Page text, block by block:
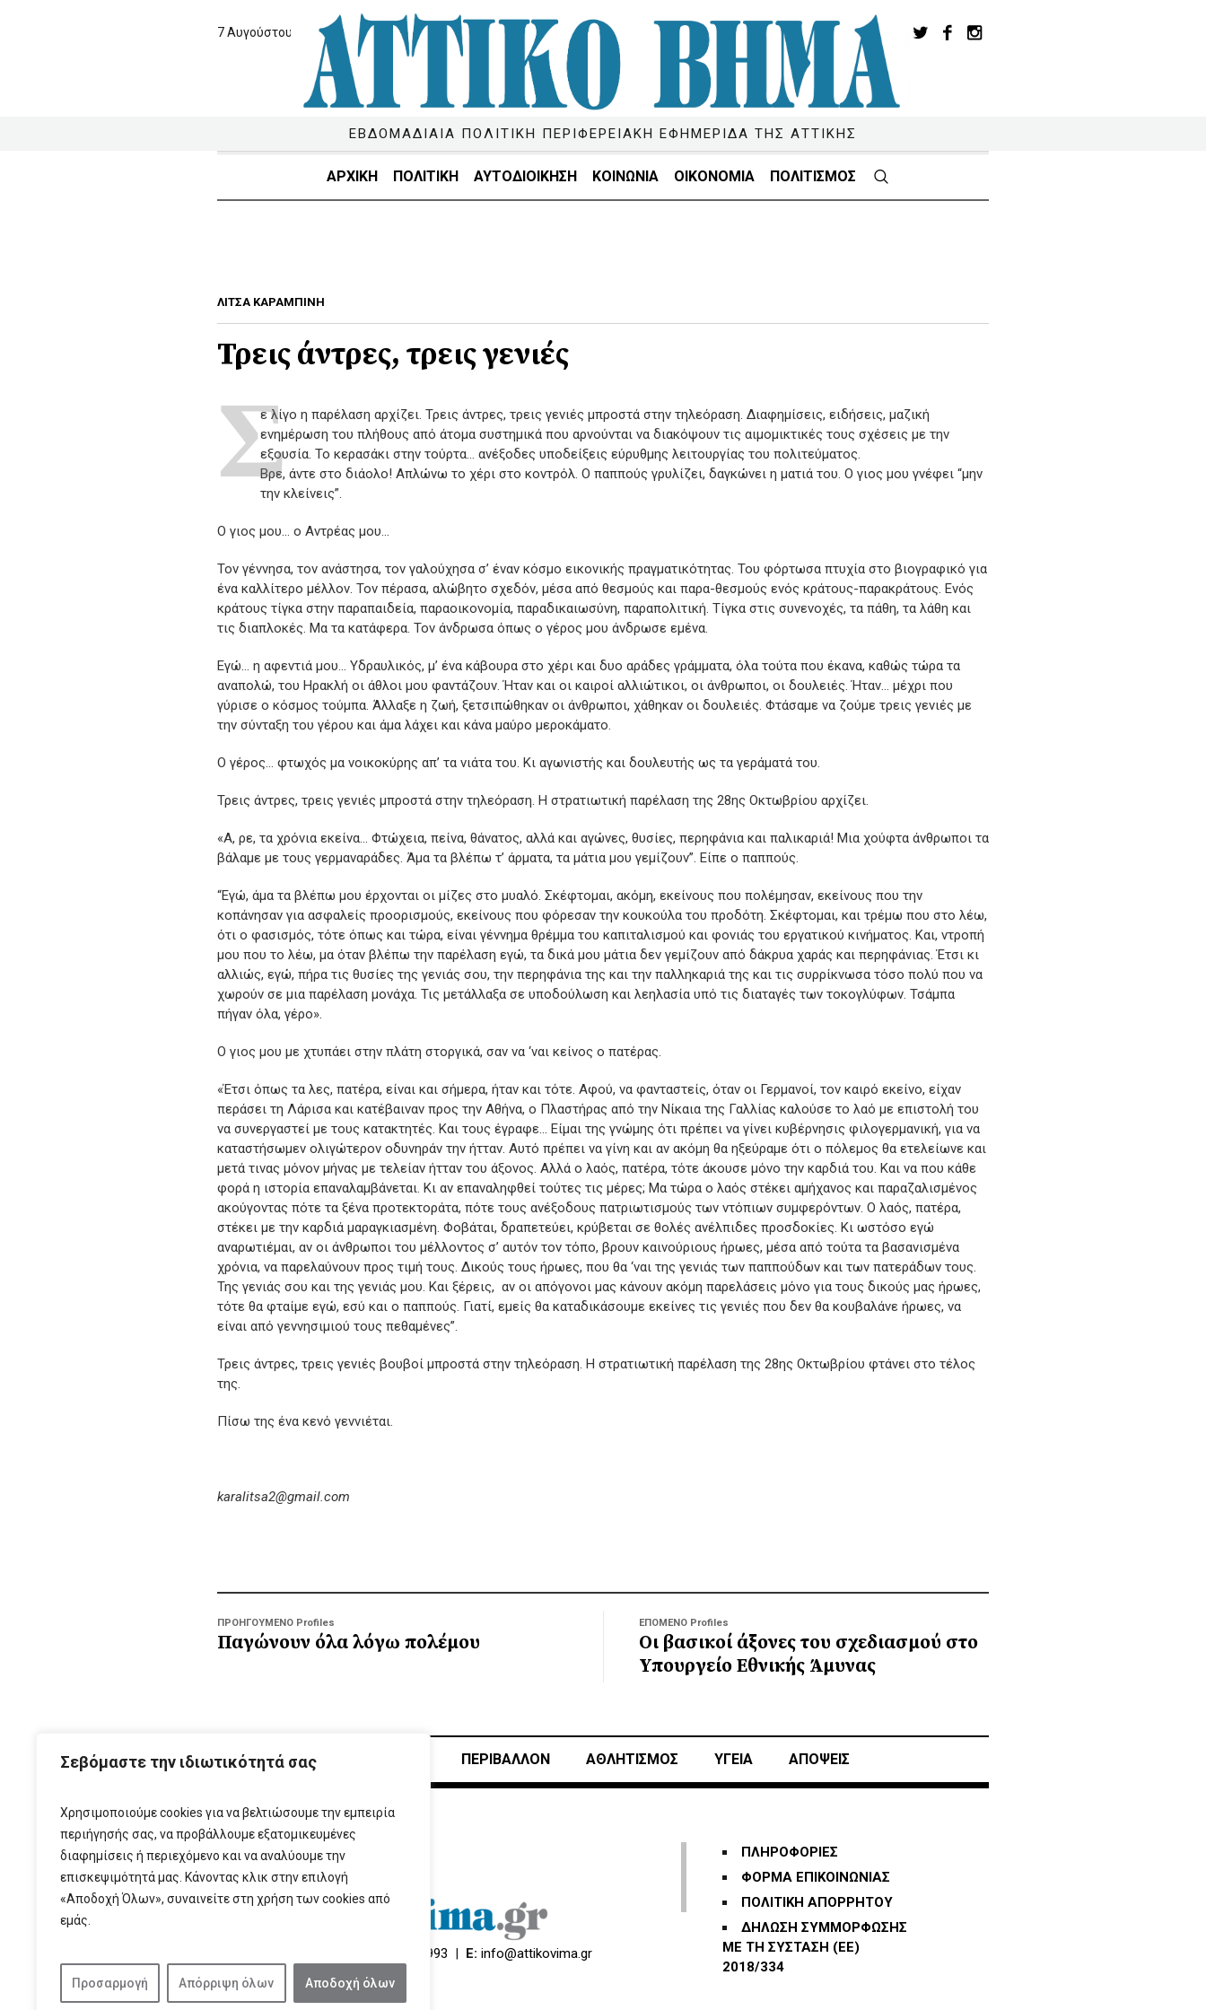
Σεβόμαστε την ιδιωτικότητά σας
Χρησιμοποιούμε cookies για να βελτιώσουμε την εμπειρία
περιήγησής σας, να προβάλλουμε εξατομικευμένες
διαφημίσεις ή περιεχόμενο και να αναλύουμε την
επισκεψιμότητά μας. Κάνοντας κλικ στην επιλογή
«Αποδοχή Όλων», συναινείτε στη χρήση των cookies από
εμάς.
Προσαρμογή Απόρριψη όλων Αποδοχή όλων
7 Αυγούστου 2026
ΕΒΔΟΜΑΔΙΑΙΑ ΠΟΛΙΤΙΚΗ ΠΕΡΙΦΕΡΕΙΑΚΗ ΕΦΗΜΕΡΙΔΑ ΤΗΣ ΑΤΤΙΚΗΣ
ΑΡΧΙΚΗ ΠΟΛΙΤΙΚΗ ΑΥΤΟΔΙΟΙΚΗΣΗ ΚΟΙΝΩΝΙΑ ΟΙΚΟΝΟΜΙΑ ΠΟΛΙΤΙΣΜΟΣ
ΛΙΤΣΑ ΚΑΡΑΜΠΙΝΗ
Τρεις άντρες, τρεις γενιές
Σε λίγο η παρέλαση αρχίζει. Τρεις άντρες, τρεις γενιές μπροστά στην τηλεόραση. Διαφημίσεις, ειδήσεις, μαζική
ενημέρωση του πλήθους από άτομα συστημικά που αρνούνται να διακόψουν τις αιμομικτικές τους σχέσεις με την
εξουσία. Το κερασάκι στην τούρτα… ανέξοδες υποδείξεις εύρυθμης λειτουργίας του πολιτεύματος.
Βρε, άντε στο διάολο! Απλώνω το χέρι στο κοντρόλ. Ο παππούς γρυλίζει, δαγκώνει η ματιά του. Ο γιος μου γνέφει “μην
την κλείνεις”.
Ο γιος μου… ο Αντρέας μου…
Τον γέννησα, τον ανάστησα, τον γαλούχησα σ’ έναν κόσμο εικονικής πραγματικότητας. Του φόρτωσα πτυχία στο βιογραφικό για
ένα καλλίτερο μέλλον. Τον πέρασα, αλώβητο σχεδόν, μέσα από θεσμούς και παρα-θεσμούς ενός κράτους-παρακράτους. Ενός
κράτους τίγκα στην παραπαιδεία, παραοικονομία, παραδικαιωσύνη, παραπολιτική. Τίγκα στις συνενοχές, τα πάθη, τα λάθη και
τις διαπλοκές. Μα τα κατάφερα. Τον άνδρωσα όπως ο γέρος μου άνδρωσε εμένα.
Εγώ… η αφεντιά μου… Υδραυλικός, μ’ ένα κάβουρα στο χέρι και δυο αράδες γράμματα, όλα τούτα που έκανα, καθώς τώρα τα
αναπολώ, του Ηρακλή οι άθλοι μου φαντάζουν. Ήταν και οι καιροί αλλιώτικοι, οι άνθρωποι, οι δουλειές. Ήταν… μέχρι που
γύρισε ο κόσμος τούμπα. Άλλαξε η ζωή, ξετσιπώθηκαν οι άνθρωποι, χάθηκαν οι δουλειές. Φτάσαμε να ζούμε τρεις γενιές με
την σύνταξη του γέρου και άμα λάχει και κάνα μαύρο μεροκάματο.
Ο γέρος… φτωχός μα νοικοκύρης απ’ τα νιάτα του. Κι αγωνιστής και δουλευτής ως τα γεράματά του.
Τρεις άντρες, τρεις γενιές μπροστά στην τηλεόραση. Η στρατιωτική παρέλαση της 28ης Οκτωβρίου αρχίζει.
«Α, ρε, τα χρόνια εκείνα… Φτώχεια, πείνα, θάνατος, αλλά και αγώνες, θυσίες, περηφάνια και παλικαριά! Μια χούφτα άνθρωποι τα
βάλαμε με τους γερμαναράδες. Άμα τα βλέπω τ’ άρματα, τα μάτια μου γεμίζουν”. Είπε ο παππούς.
“Εγώ, άμα τα βλέπω μου έρχονται οι μίζες στο μυαλό. Σκέφτομαι, ακόμη, εκείνους που πολέμησαν, εκείνους που την
κοπάνησαν για ασφαλείς προορισμούς, εκείνους που φόρεσαν την κουκούλα του προδότη. Σκέφτομαι, και τρέμω που στο λέω,
ότι ο φασισμός, τότε όπως και τώρα, είναι γέννημα θρέμμα του καπιταλισμού και φονιάς του εργατικού κινήματος. Και, ντροπή
μου που το λέω, μα όταν βλέπω την παρέλαση εγώ, τα δικά μου μάτια δεν γεμίζουν από δάκρυα χαράς και περηφάνιας. Έτσι κι
αλλιώς, εγώ, πήρα τις θυσίες της γενιάς σου, την περηφάνια της και την παλληκαριά της και τις συρρίκνωσα τόσο πολύ που να
χωρούν σε μια παρέλαση μονάχα. Τις μετάλλαξα σε υποδούλωση και λεηλασία υπό τις διαταγές των τοκογλύφων. Τσάμπα
πήγαν όλα, γέρο».
Ο γιος μου με χτυπάει στην πλάτη στοργικά, σαν να ‘ναι κείνος ο πατέρας.
«Έτσι όπως τα λες, πατέρα, είναι και σήμερα, ήταν και τότε. Αφού, να φανταστείς, όταν οι Γερμανοί, τον καιρό εκείνο, είχαν
περάσει τη Λάρισα και κατέβαιναν προς την Αθήνα, ο Πλαστήρας από την Νίκαια της Γαλλίας καλούσε το λαό με επιστολή του
να συνεργαστεί με τους κατακτητές. Και τους έγραφε… Είμαι της γνώμης ότι πρέπει να γίνει κυβέρνησις φιλογερμανική, για να
καταστήσωμεν ολιγώτερον οδυνηράν την ήτταν. Αυτό πρέπει να γίνη και αν ακόμη θα ηξεύραμε ότι ο πόλεμος θα ετελείωνε και
μετά τινας μόνον μήνας με τελείαν ήτταν του άξονος. Αλλά ο λαός, πατέρα, τότε άκουσε μόνο την καρδιά του. Και να που κάθε
φορά η ιστορία επαναλαμβάνεται. Κι αν επαναληφθεί τούτες τις μέρες; Μα τώρα ο λαός στέκει αμήχανος και παραζαλισμένος
ακούγοντας πότε τα ξένα προτεκτοράτα, πότε τους ανέξοδους πατριωτισμούς των ντόπιων συμφερόντων. Ο λαός, πατέρα,
στέκει με την καρδιά μαραγκιασμένη. Φοβάται, δραπετεύει, κρύβεται σε θολές ανέλπιδες προσδοκίες. Κι ωστόσο εγώ
αναρωτιέμαι, αν οι άνθρωποι του μέλλοντος σ’ αυτόν τον τόπο, βρουν καινούριους ήρωες, μέσα από τούτα τα βασανισμένα
χρόνια, να παρελαύνουν προς τιμή τους. Δικούς τους ήρωες, που θα ‘ναι της γενιάς των παππούδων και των πατεράδων τους.
Της γενιάς σου και της γενιάς μου. Και ξέρεις, αν οι απόγονοι μας κάνουν ακόμη παρελάσεις μόνο για τους δικούς μας ήρωες,
τότε θα φταίμε εγώ, εσύ και ο παππούς. Γιατί, εμείς θα καταδικάσουμε εκείνες τις γενιές που δεν θα κουβαλάνε ήρωες, να
είναι από γεννησιμιού τους πεθαμένες”.
Τρεις άντρες, τρεις γενιές βουβοί μπροστά στην τηλεόραση. Η στρατιωτική παρέλαση της 28ης Οκτωβρίου φτάνει στο τέλος
της.
Πίσω της ένα κενό γεννιέται.
karalitsa2@gmail.com
ΠΡΟΗΓΟΥΜΕΝΟ Profiles
Παγώνουν όλα λόγω πολέμου
ΕΠΟΜΕΝΟ Profiles
Οι βασικοί άξονες του σχεδιασμού στο
Υπουργείο Εθνικής Άμυνας
ΠΕΡΙΒΑΛΛΟΝ ΑΘΛΗΤΙΣΜΌΣ ΥΓΕΙΑ ΑΠΟΨΕΙΣ
210 666 3993 | E: info@attikovima.gr
ΠΛΗΡΟΦΟΡΙΕΣ
ΦΟΡΜΑ ΕΠΙΚΟΙΝΩΝΙΑΣ
ΠΟΛΙΤΙΚΗ ΑΠΟΡΡΗΤΟΥ
ΔΗΛΩΣΗ ΣΥΜΜΟΡΦΩΣΗΣ
ΜΕ ΤΗ ΣΥΣΤΑΣΗ (ΕΕ)
2018/334